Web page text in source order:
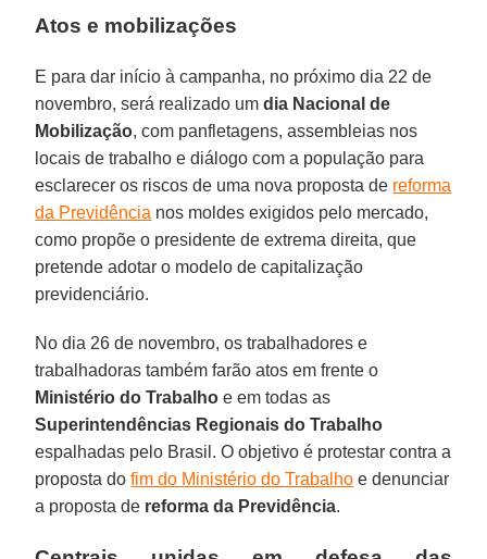
Atos e mobilizações
E para dar início à campanha, no próximo dia 22 de
novembro, será realizado umdia Nacional de
Mobilização, com panfletagens, assembleias nos
locais de trabalho e diálogo com a população para
esclarecer os riscos de uma nova proposta de reforma
da Previdência nos moldes exigidos pelo mercado,
como propõe o presidente de extrema direita, que
pretende adotar o modelo de capitalização
previdenciário.
No dia 26 de novembro, os trabalhadores e
trabalhadoras também farão atos em frente o
Ministério do Trabalho e em todas as
Superintendências Regionais do Trabalho
espalhadas pelo Brasil. O objetivo é protestar contra a
proposta dofim do Ministério do Trabalho e denunciar
a proposta de reforma da Previdência.